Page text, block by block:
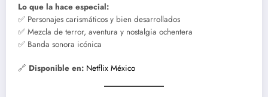
Lo que la hace especial:
✅ Personajes carismáticos y bien desarrollados
✅ Mezcla de terror, aventura y nostalgia ochentera
✅ Banda sonora icónica
🔗 Disponible en: Netflix México